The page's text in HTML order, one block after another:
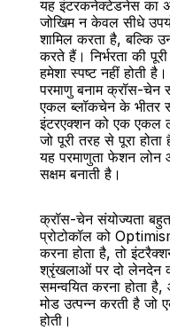
यह इंटरकनेक्टेडनेस का
जोखिम न केवल सीधे
शामिल करता है, बल्कि
करते हैं। निर्भरता की
हमेशा स्पष्ट नहीं होती है।
परमाणु बनाम क्रॉस-चेन
एकल ब्लॉकचेन के भीतर
इंटरएक्शन को एक एकल
जो पूरी तरह से पूरा
यह परमाणुता फेशन लोन
सक्षम बनाती है।
क्रॉस-चेन संयोज्यता
प्रोटोकॉल को
करना होता है, तो
श्रृंखलाओं पर दो लेनदेन
समन्वयित करना होता
मोड उत्पन्न करती है जो
होती।